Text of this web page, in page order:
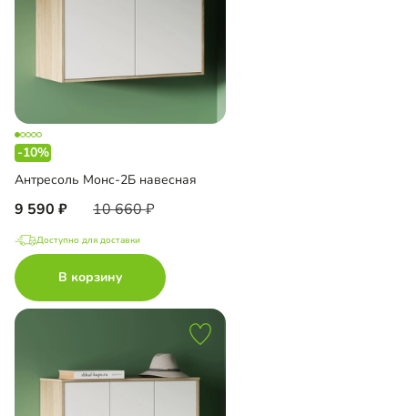
-10%
Антресоль Монс-2Б навесная
9 590 10 660
Доступно для доставки
В корзину